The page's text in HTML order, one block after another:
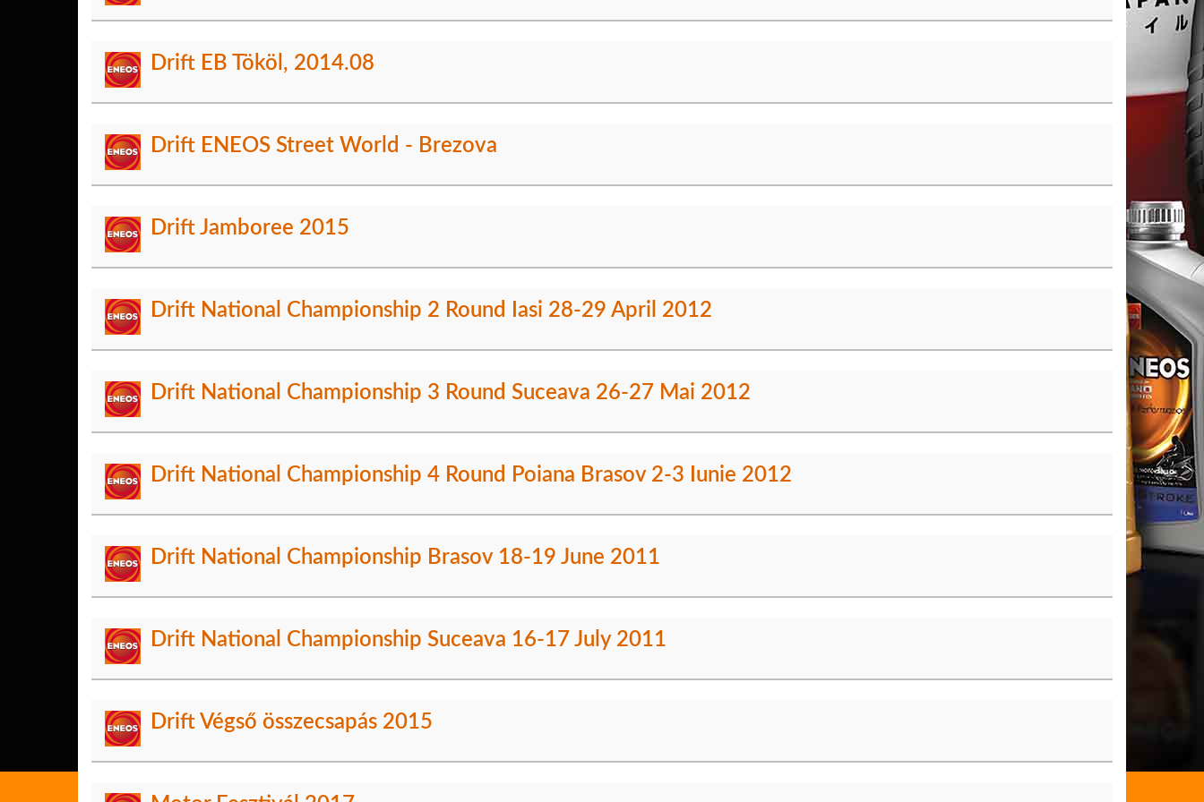
Drift EB Tököl, 2014.08
Drift ENEOS Street World - Brezova
Drift Jamboree 2015
Drift National Championship 2 Round Iasi 28-29 April 2012
Drift National Championship 3 Round Suceava 26-27 Mai 2012
Drift National Championship 4 Round Poiana Brasov 2-3 Iunie 2012
Drift National Championship Brasov 18-19 June 2011
Drift National Championship Suceava 16-17 July 2011
Drift Végső összecsapás 2015